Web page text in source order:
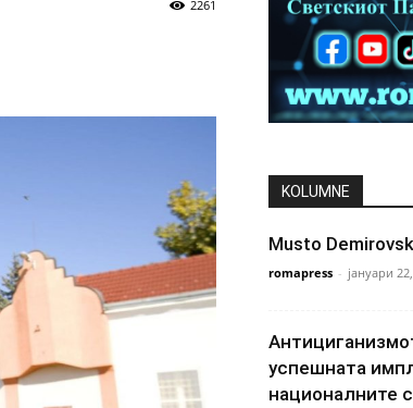
2261
KOLUMNE
Musto
romapress - јануари
успешната
националните